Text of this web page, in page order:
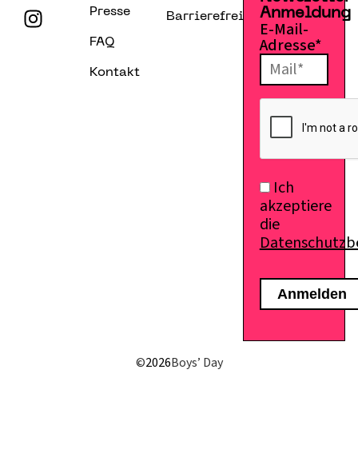
Presse
FAQ
Kontakt
Barrierefreiheitserklärung
Anmeldung
E-Mail-
Adresse*
Ich
akzeptiere
die
©2026Boys’ Day